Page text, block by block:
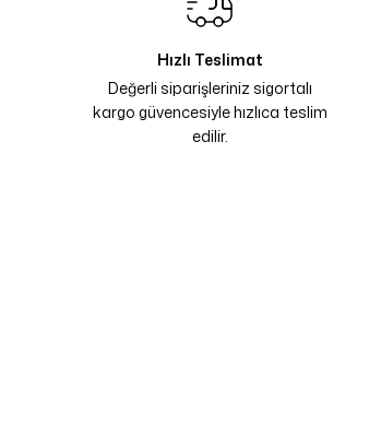
Hızlı Teslimat
Değerli siparişleriniz sigortalı
kargo güvencesiyle hızlıca teslim
edilir.